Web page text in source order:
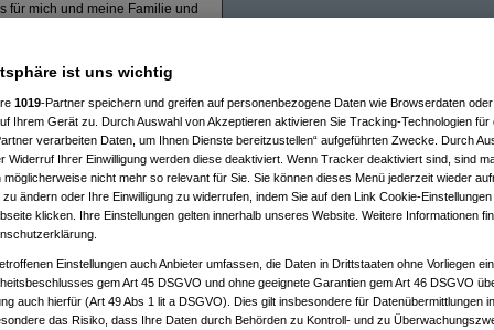
für mich und meine Familie und
an der seite habe anstelle
und würde darum bitten bei
gut nutzbar als vorher, auch ist
wie welche CPUs supported
am 25.05.2025, 01:57:32)
am 25.05.2025, 18:08:43)
am 26.05.2025, 16:04:06)
am 26.05.2025, 19:40:14)
cell2ndform
am 26.05.2025, 19:49:38)
(kulaam 26.05.2025, 20:31:51)
(Felsensternam 04.07.2025, 22:42:14)
(Fabian42am 07.02.2026, 08:50:11)
26.05.2025, 16:54:50)
ist uns wichtig
1019-Partner speichern und greifen auf personenbezogene Daten wie Browserdaten
Ihrem Gerät zu. Durch Auswahl von Akzeptieren aktivieren Sie Tracking-Technologien für
verarbeiten Daten, um Ihnen Dienste bereitzustellen“ aufgeführten Zwecke. Durch
Widerruf Ihrer Einwilligung werden diese deaktiviert. Wenn Tracker deaktiviert sind, sind
möglicherweise nicht mehr so relevant für Sie. Sie können dieses Menü jederzeit wieder
zu ändern oder Ihre Einwilligung zu widerrufen, indem Sie auf den Link Cookie-
klicken. Ihre Einstellungen gelten innerhalb unseres Website. Weitere Informationen
Einstellungen auch Anbieter umfassen, die Daten in Drittstaaten ohne Vorliegen
gem Art 45 DSGVO und ohne geeignete Garantien gem Art 46 DSGVO
auch hierfür (Art 49 Abs 1 lit a DSGVO). Dies gilt insbesondere für Datenübermittlungen
das Risiko, dass Ihre Daten durch Behörden zu Kontroll- und zu